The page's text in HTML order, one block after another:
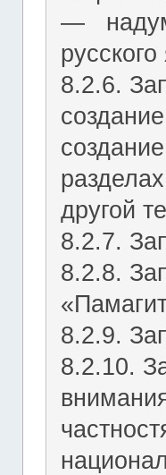
―
8.2.6.
другой
8.2.7.
8.2.8.
8.2.9.
8.2.10.